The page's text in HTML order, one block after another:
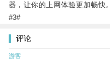
器，让你的上网体验更加畅快。
#3#
评论
游客